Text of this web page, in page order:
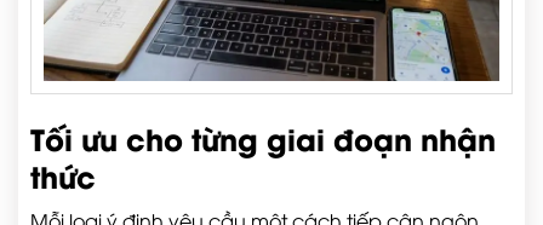
Tối ưu cho từng giai đoạn nhận
thức